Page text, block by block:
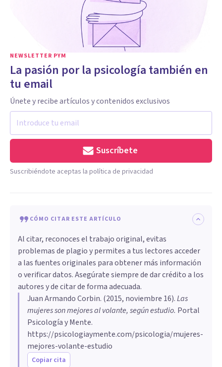
NEWSLETTER PYM
La pasión por la psicología también en
tu email
Únete y recibe artículos y contenidos exclusivos
Suscríbete
Suscribiéndote aceptas la política de privacidad
CÓMO CITAR ESTE ARTÍCULO
Al citar, reconoces el trabajo original, evitas
problemas de plagio y permites a tus lectores acceder
a las fuentes originales para obtener más información
o verificar datos. Asegúrate siempre de dar crédito a los
autores y de citar de forma adecuada.
Juan Armando Corbin. (2015, noviembre 16).​Las
mujeres son mejores al volante, según estudio. Portal
Psicología y Mente.
https://psicologiaymente.com/psicologia/mujeres-
mejores-volante-estudio
Copiar cita